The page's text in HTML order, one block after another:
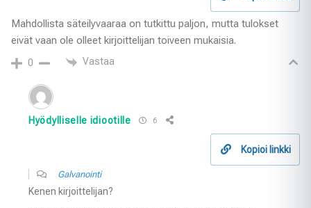
Mahdollista säteilyvaaraa on tutkittu paljon, mutta tulokset
eivät vaan ole olleet kirjoittelijan toiveen mukaisia.
0 Vastaa
Hyödylliselle idiootille 6
Kopioi linkki
Galvanointi
Kenen kirjoittelijan?